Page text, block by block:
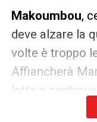
Makoumbou,
deve alzare la
volte è troppo
Affiancherà
lotta a
chiave per